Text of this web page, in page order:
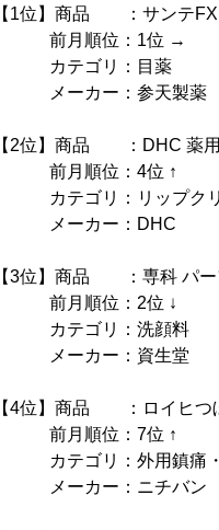
【1位】商品 ：サンテ
前月順位：1位 →
カテゴリ：目薬
メーカー：参天製薬
【2位】商品 ：DHC 薬用
前月順位：4位 ↑
カテゴリ：リップク
メーカー：DHC
【3位】商品 ：専科 パー
前月順位：2位 ↓
カテゴリ：洗顔料
メーカー：資生堂
【4位】商品 ：ロイヒ
前月順位：7位 ↑
カテゴリ：外用鎮痛・
メーカー：ニチバン